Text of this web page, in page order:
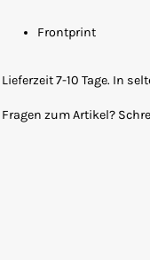
Frontprint
Lieferzeit 7-10 Tage. In
Fragen zum Artikel?